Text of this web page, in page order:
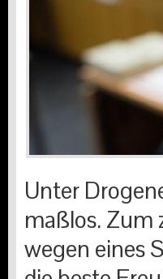
Unter
maßlos. Zum
wegen eines